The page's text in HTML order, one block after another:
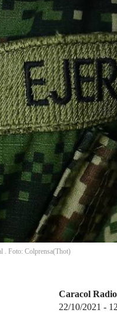
. Foto: Colprensa(Thot)
Caracol Radio
22/10/2021 -